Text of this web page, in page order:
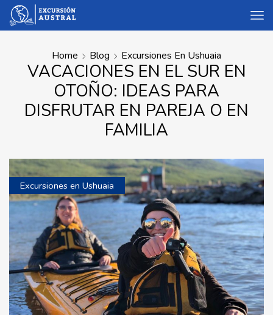
Home Blog Excursiones En Ushuaia
VACACIONES EN EL SUR EN
OTOÑO: IDEAS PARA
DISFRUTAR EN PAREJA O EN
FAMILIA
Excursiones en Ushuaia